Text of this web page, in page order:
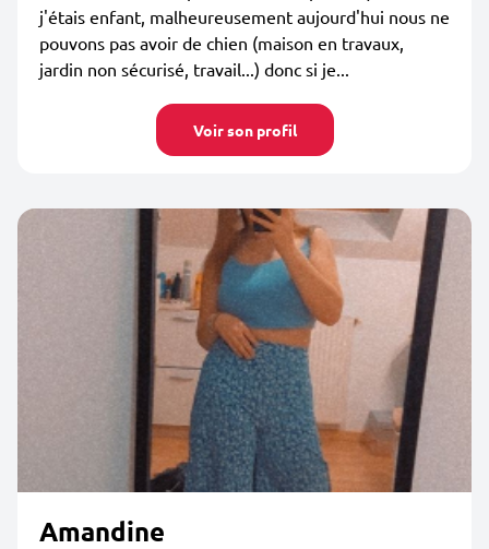
j'étais enfant, malheureusement aujourd'hui nous ne
pouvons pas avoir de chien (maison en travaux,
jardin non sécurisé, travail...) donc si je...
Voir son profil
Amandine